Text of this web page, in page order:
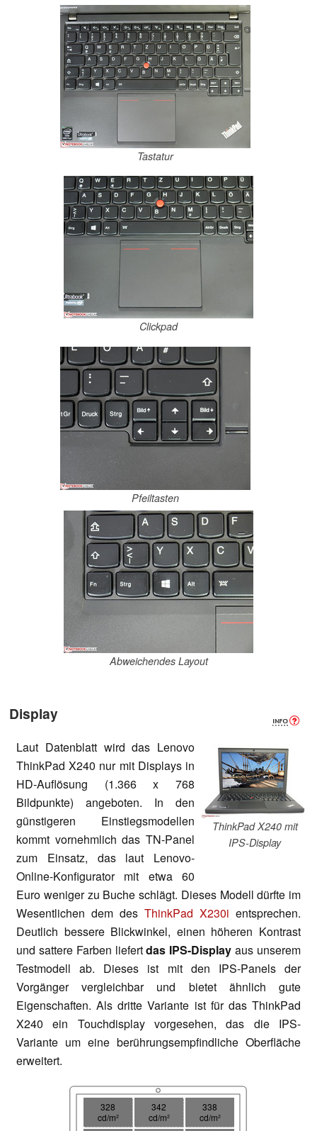
Tastatur
Clickpad
Pfeiltasten
Abweichendes Layout
Display
ThinkPad X240 mit
IPS-Display
Laut Datenblatt wird das Lenovo
ThinkPad X240 nur mit Displays in
HD-Auflösung (1.366 x 768
Bildpunkte) angeboten. In den
günstigeren Einstiegsmodellen
kommt vornehmlich das TN-Panel
zum Einsatz, das laut Lenovo-
Online-Konfigurator mit etwa 60
Euro weniger zu Buche schlägt. Dieses Modell dürfte im
Wesentlichen dem des ThinkPad X230i entsprechen.
Deutlich bessere Blickwinkel, einen höheren Kontrast
und sattere Farben liefertdas IPS-Display aus unserem
Testmodell ab. Dieses ist mit den IPS-Panels der
Vorgänger vergleichbar und bietet ähnlich gute
Eigenschaften. Als dritte Variante ist für das ThinkPad
X240 ein Touchdisplay vorgesehen, das die IPS-
Variante um eine berührungsempfindliche Oberfläche
erweitert.
328
cd/m²
342
cd/m²
338
cd/m²